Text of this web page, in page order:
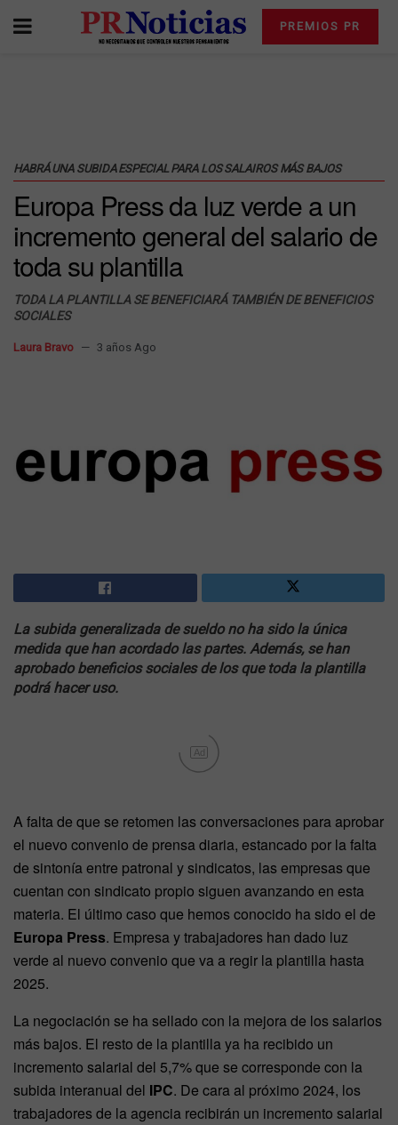
PREMIOS PR
HABRÁ UNA SUBIDA ESPECIAL PARA LOS SALAIROS MÁS BAJOS
Europa Press da luz verde a un
incremento general del salario de
toda su plantilla
TODA LA PLANTILLA SE BENEFICIARÁ TAMBIÉN DE BENEFICIOS
SOCIALES
Laura Bravo 3 años Ago
La subida generalizada de sueldo no ha sido la única
medida que han acordado las partes. Además, se han
aprobado beneficios sociales de los que toda la plantilla
podrá hacer uso.
Ad
A falta de que se retomen las conversaciones para aprobar
el nuevo convenio de prensa diaria, estancado por la falta
de sintonía entre patronal y sindicatos, las empresas que
cuentan con sindicato propio siguen avanzando en esta
materia. El último caso que hemos conocido ha sido el de
Europa Press. Empresa y trabajadores han dado luz
verde al nuevo convenio que va a regir la plantilla hasta
2025.
La negociación se ha sellado con la mejora de los salarios
más bajos. El resto de la plantilla ya ha recibido un
incremento salarial del 5,7% que se corresponde con la
subida interanual del IPC. De cara al próximo 2024, los
trabajadores de la agencia recibirán un incremento salarial